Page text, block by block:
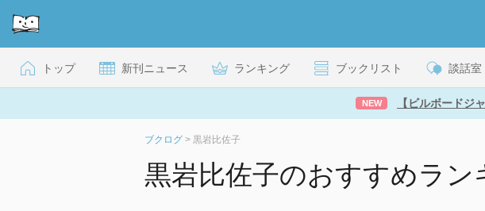
トップ 新刊ニュース ランキング ブックリスト 談話室
NEW 【ビルボードジ
ブクログ > 黒岩比佐子
黒岩比佐子のおすすめラン